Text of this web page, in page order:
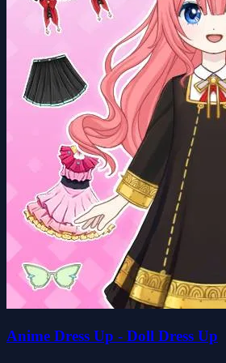
Anime Dress Up - Doll Dress Up